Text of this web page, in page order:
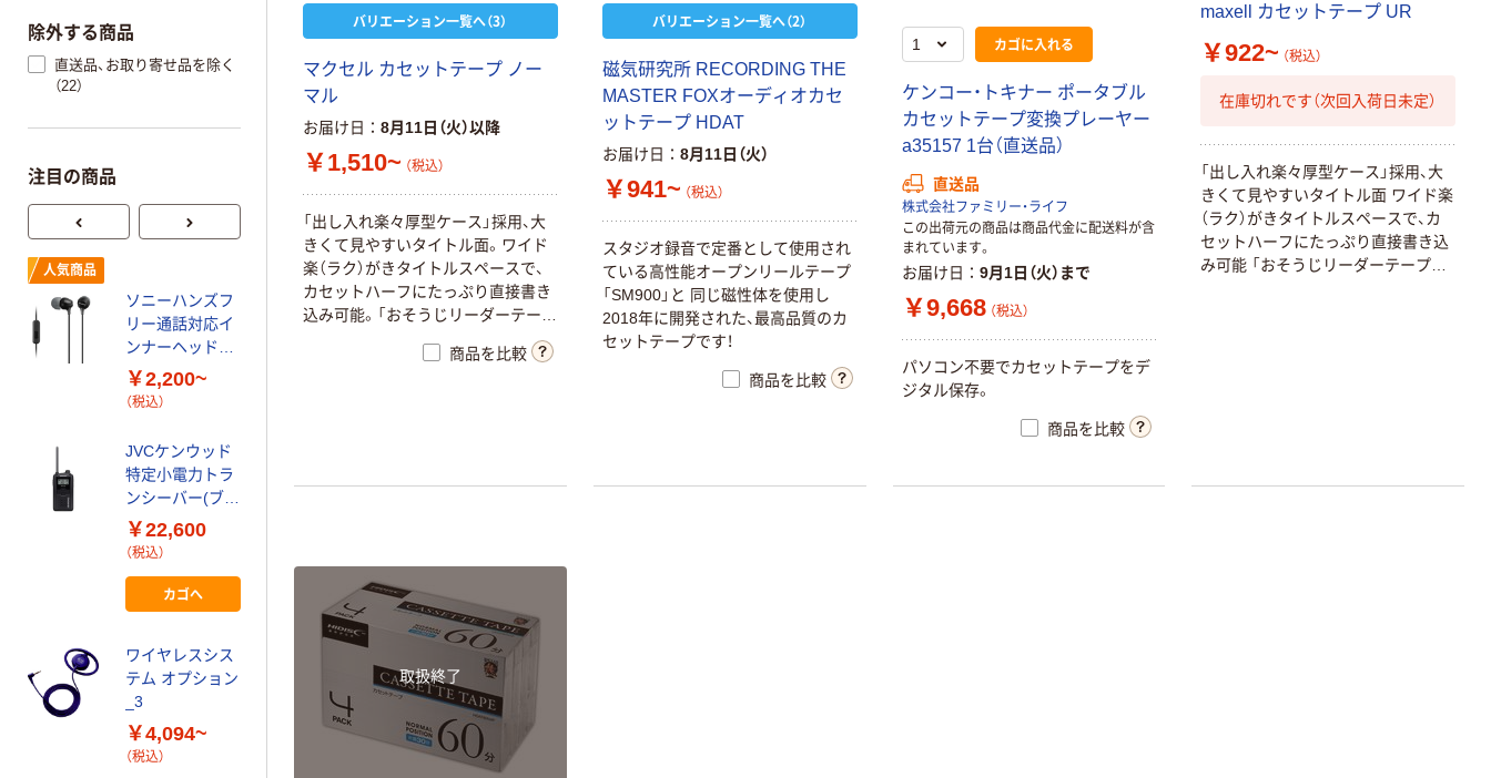
バリエーション一覧へ（3）
マクセル カセットテープ ノー
マル
お届け日 8月11日（火）以降
￥1,510~ （税込）
「出し入れ楽々厚型ケース」採用、大
きくて見やすいタイトル面。ワイド
楽（ラク）がきタイトルスペースで、
カセットハーフにたっぷり直接書き
込み可能。「おそうじリーダーテー
プ」採用。カラフルタイトルラベル
商品を比較
バリエーション一覧へ（2）
磁気研究所 RECORDING THE
MASTER FOXオーディオカセ
ットテープ HDAT
お届け日 8月11日（火）
￥941~ （税込）
スタジオ録音で定番として使用され
ている高性能オープンリールテープ
「SM900」と 同じ磁性体を使用し
2018年に開発された、最高品質のカ
セットテープです！
商品を比較
カゴに入れる
ケンコー・トキナー ポータブル
カセットテープ変換プレーヤー
a35157 1台（直送品）
直送品
株式会社ファミリー・ライフ
この出荷元の商品は商品代金に配送料が含
まれています。
お届け日 9月1日（火）まで
￥9,668 （税込）
パソコン不要でカセットテープをデ
ジタル保存。
商品を比較
maxell カセットテープ UR
￥922~ （税込）
在庫切れです（次回入荷日未定）
「出し入れ楽々厚型ケース」採用、大
きくて見やすいタイトル面 ワイド楽
（ラク）がきタイトルスペースで、カ
セットハーフにたっぷり直接書き込
み可能 「おそうじリーダーテープ」
取扱終了
除外する商品
直送品、お取り寄せ品を除く
（22）
注目の商品
人気商品
ソニーハンズフ
リー通話対応イ
ンナーヘッドホ
ン MDREX15AP
￥2,200~
（税込）
JVCケンウッド
特定小電力トラ
ンシーバー(ブラ
ック) 充電台&バ
ッテリーセット
1セット
￥22,600
（税込）
カゴへ
ワイヤレスシス
テム オプション
_3
￥4,094~
（税込）
オーディオテク
ニカ デジタルワ
イヤレス
￥39,468~
E95100LJ 1台
￥3,510
磁気研究所 低反
発イヤピース有
線イヤホン HD-
WEFT11BK 1個
￥890 （税込）
カゴへ
ソニー ヘッドホ
ン MDREX155
￥2,178~
（税込）
サンワサプライ
レオイヤホン
￥1,170~
（税込）
人気商品
ンナーヘッドホ
ン MDREX15AP
￥2,200~